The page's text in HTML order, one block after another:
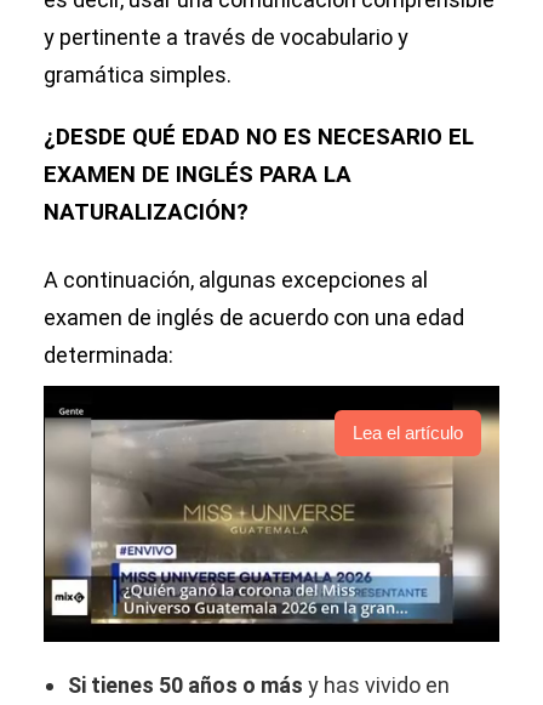
y pertinente a través de vocabulario y
gramática simples.
¿DESDE QUÉ EDAD NO ES NECESARIO EL
EXAMEN DE INGLÉS PARA LA
NATURALIZACIÓN?
A continuación, algunas excepciones al
examen de inglés de acuerdo con una edad
determinada:
Lea el artículo
Si tienes 50 años o más y has vivido en